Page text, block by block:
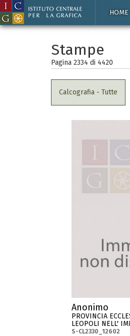
HOME
Stampe
Pagina 2334 di 4420
Calcografia - Tutte
Anonimo
PROVINCIA
LEOPOLI NELL'
S-CL2330_12602